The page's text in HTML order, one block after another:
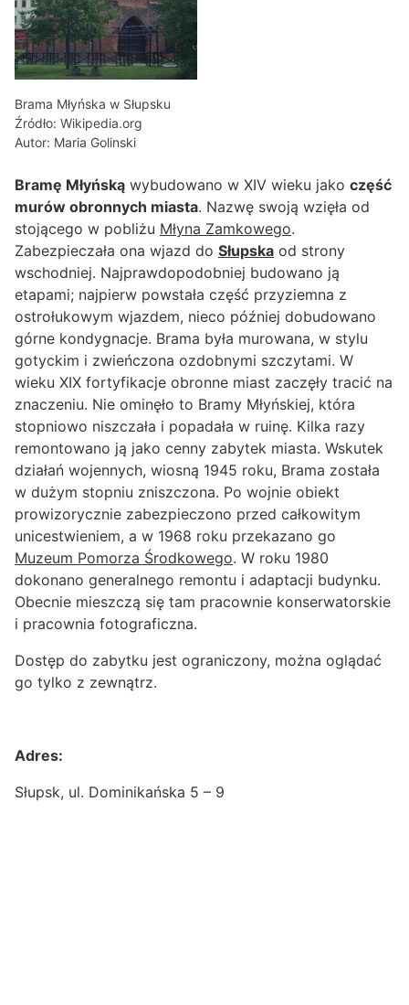
Brama Młyńska w Słupsku
Źródło: Wikipedia.org
Autor: Maria Golinski
Bramę Młyńską wybudowano w XIV wieku jako część
murów obronnych miasta. Nazwę swoją wzięła od
stojącego w pobliżu Młyna Zamkowego.
Zabezpieczała ona wjazd do Słupska od strony
wschodniej. Najprawdopodobniej budowano ją
etapami; najpierw powstała część przyziemna z
ostrołukowym wjazdem, nieco później dobudowano
górne kondygnacje. Brama była murowana, w stylu
gotyckim i zwieńczona ozdobnymi szczytami. W
wieku XIX fortyfikacje obronne miast zaczęły tracić na
znaczeniu. Nie ominęło to Bramy Młyńskiej, która
stopniowo niszczała i popadała w ruinę. Kilka razy
remontowano ją jako cenny zabytek miasta. Wskutek
działań wojennych, wiosną 1945 roku, Brama została
w dużym stopniu zniszczona. Po wojnie obiekt
prowizorycznie zabezpieczono przed całkowitym
unicestwieniem, a w 1968 roku przekazano go
Muzeum Pomorza Środkowego. W roku 1980
dokonano generalnego remontu i adaptacji budynku.
Obecnie mieszczą się tam pracownie konserwatorskie
i pracownia fotograficzna.
Dostęp do zabytku jest ograniczony, można oglądać
go tylko z zewnątrz.
Adres:
Słupsk, ul. Dominikańska 5 – 9